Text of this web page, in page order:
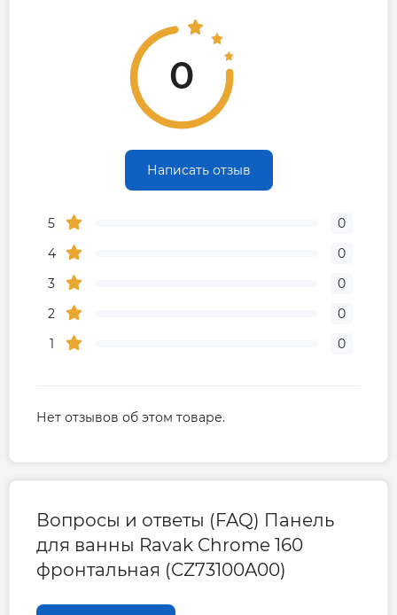
0
Написать отзыв
5
0
4
0
3
0
2
0
1
0
Нет отзывов об этом товаре.
Вопросы и ответы (FAQ) Панель
для ванны Ravak Chrome 160
фронтальная (CZ73100A00)